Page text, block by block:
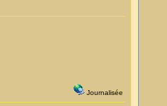
Journalisée